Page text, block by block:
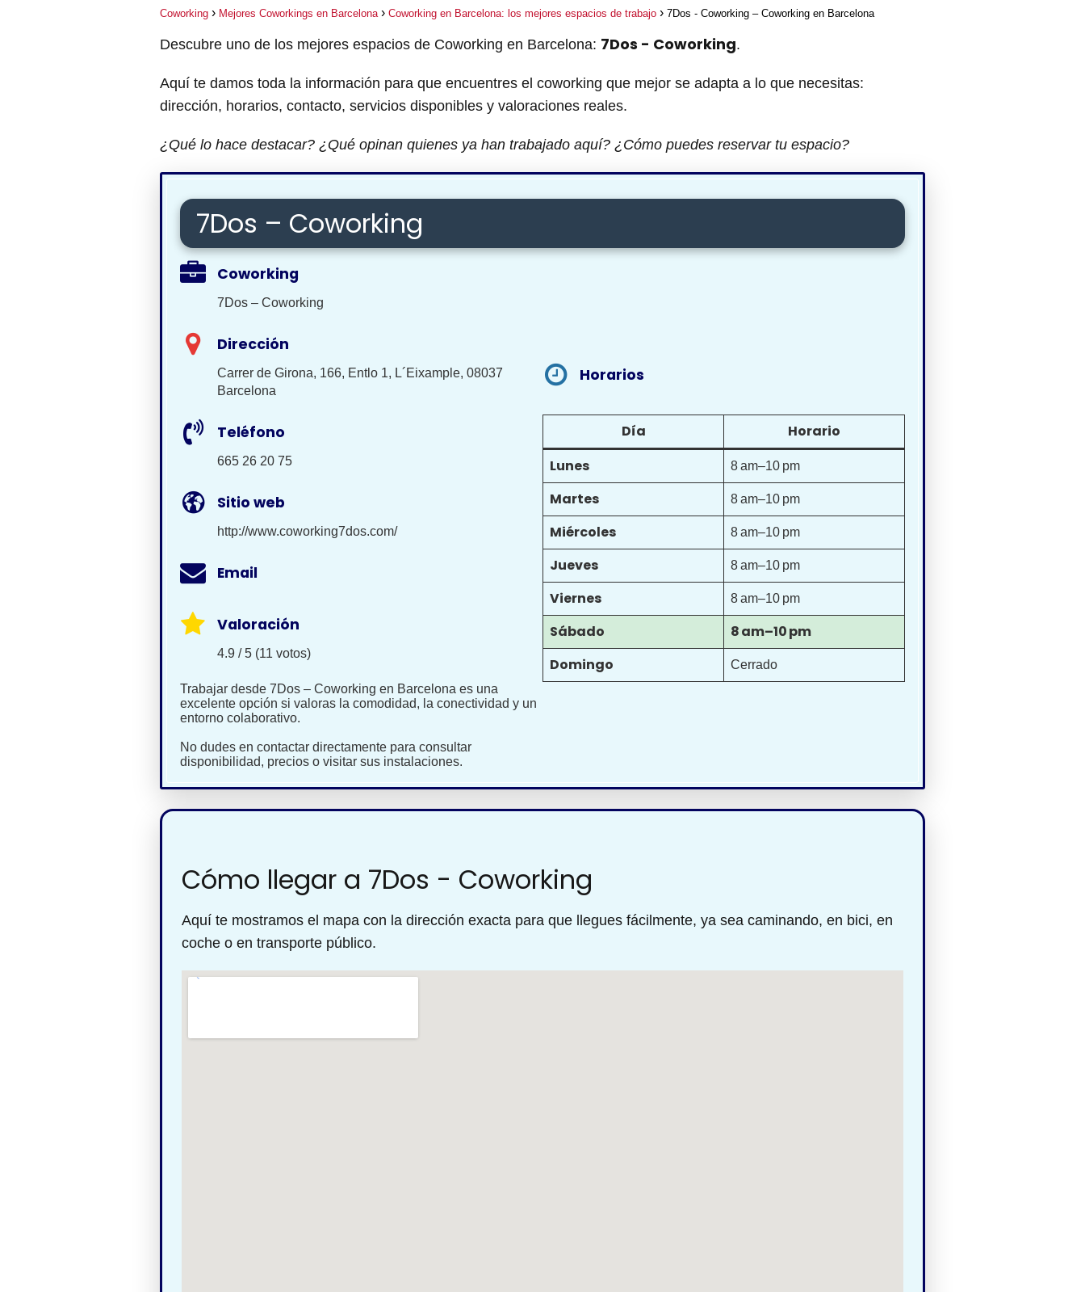
Coworking Mejores Coworkings en Barcelona Coworking en Barcelona: los mejores espacios de trabajo 7Dos - Coworking – Coworking en Barcelona
Descubre uno de los mejores espacios de Coworking en Barcelona: 7Dos - Coworking.
Aquí te damos toda la información para que encuentres el coworking que mejor se adapta a lo que necesitas:
dirección, horarios, contacto, servicios disponibles y valoraciones reales.
¿Qué lo hace destacar? ¿Qué opinan quienes ya han trabajado aquí? ¿Cómo puedes reservar tu espacio?
7Dos – Coworking
Coworking
7Dos – Coworking
Dirección
Carrer de Girona, 166, Entlo 1, L´Eixample, 08037
Barcelona
Teléfono
665 26 20 75
Sitio web
http://www.coworking7dos.com/
Email
Valoración
4.9 / 5 (11 votos)
Trabajar desde 7Dos – Coworking en Barcelona es una
excelente opción si valoras la comodidad, la conectividad y un
entorno colaborativo.
No dudes en contactar directamente para consultar
disponibilidad, precios o visitar sus instalaciones.
Horarios
Día
Horario
Lunes
8 am–10 pm
Martes 8 am–10 pm
Miércoles 8 am–10 pm
Jueves 8 am–10 pm
Viernes 8 am–10 pm
Sábado
8 am–10 pm
Domingo
Cerrado
Cómo llegar a 7Dos - Coworking
Aquí te mostramos el mapa con la dirección exacta para que llegues fácilmente, ya sea caminando, en bici, en
coche o en transporte público.